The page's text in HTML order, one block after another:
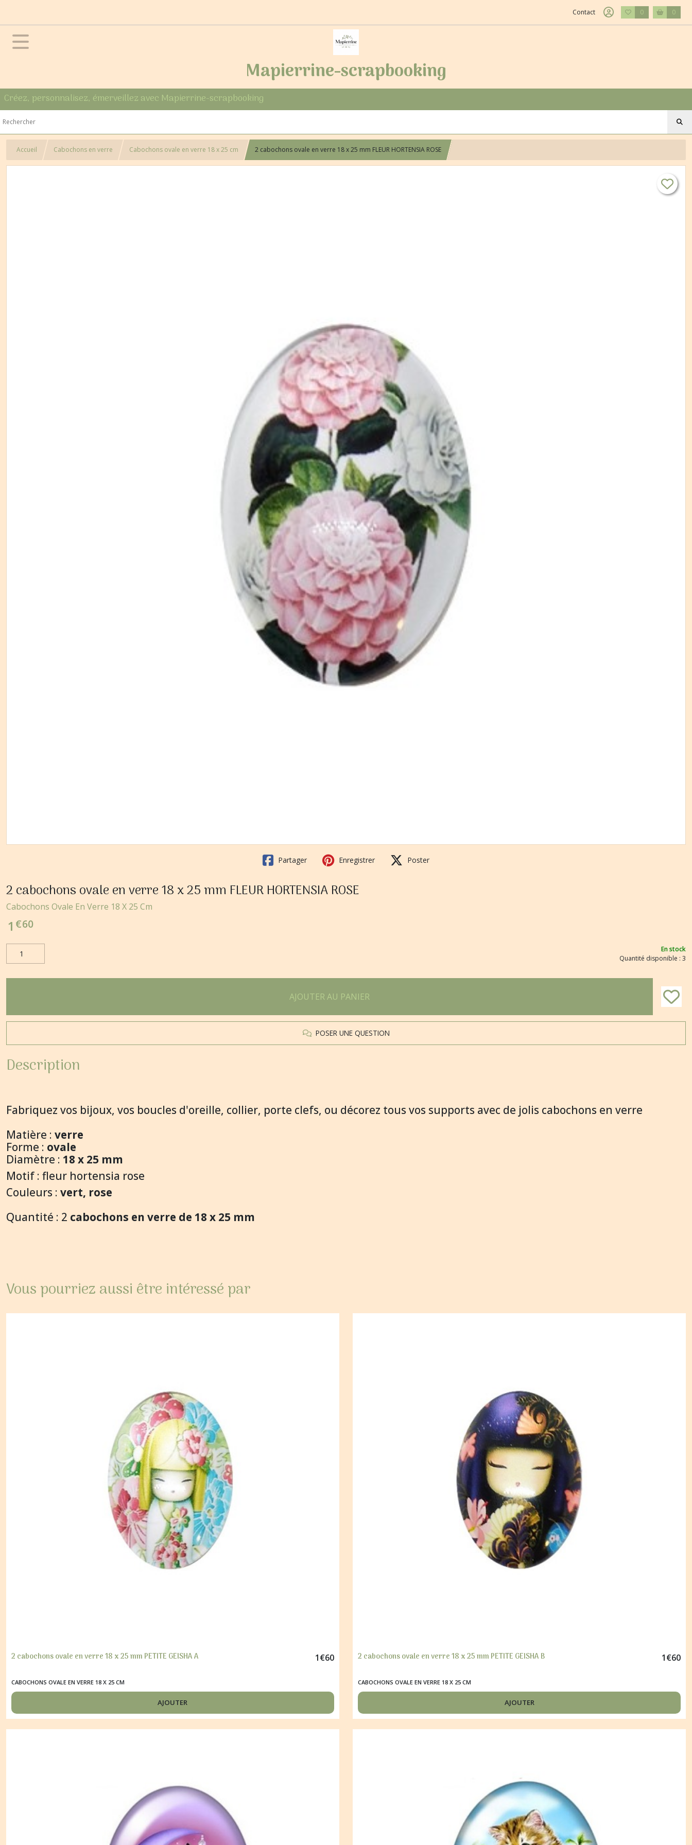
Contact 0 0
Mapierrine-scrapbooking
Créez, personnalisez, émerveillez avec Mapierrine-scrapbooking
Accueil Cabochons en verre Cabochons ovale en verre 18 x 25 cm 2 cabochons ovale en verre 18 x 25 mm FLEUR HORTENSIA ROSE
Partager Enregistrer Poster
2 cabochons ovale en verre 18 x 25 mm FLEUR HORTENSIA ROSE
Cabochons Ovale En Verre 18 X 25 Cm
1 €60
En stock
Quantité disponible : 3
AJOUTER AU PANIER
POSER UNE QUESTION
Description
Fabriquez vos bijoux, vos boucles d'oreille, collier, porte clefs, ou décorez tous vos supports avec de jolis cabochons en verre
Matière : verre
Forme : ovale
Diamètre : 18 x 25 mm
Motif : fleur hortensia rose
Couleurs : vert, rose
Quantité : 2 cabochons en verre de 18 x 25 mm
Vous pourriez aussi être intéressé par
2 cabochons ovale en verre 18 x 25 mm PETITE GEISHA A 1€60
CABOCHONS OVALE EN VERRE 18 X 25 CM
AJOUTER
2 cabochons ovale en verre 18 x 25 mm PETITE GEISHA B 1€60
CABOCHONS OVALE EN VERRE 18 X 25 CM
AJOUTER